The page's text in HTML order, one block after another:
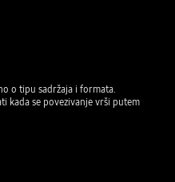
o tipu sadržaja i formata.
kada se povezivanje vrši putem